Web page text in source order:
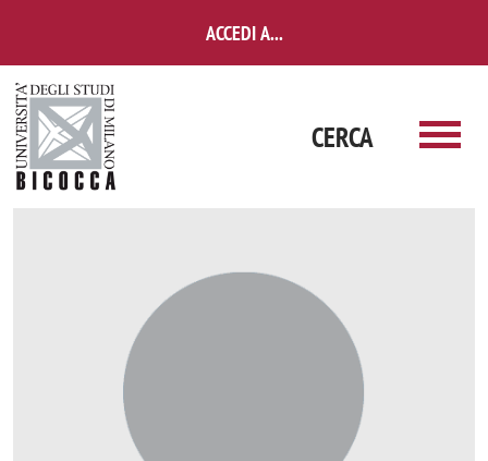
ACCEDI A...
CERCA